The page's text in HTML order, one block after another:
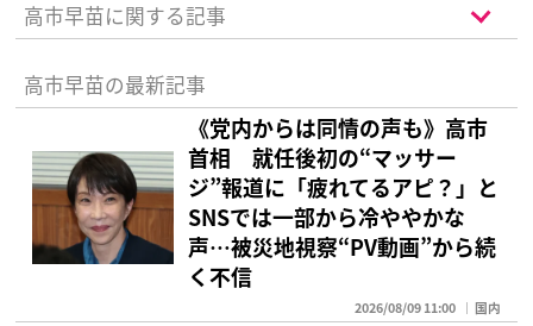
高市早苗に関する記事
高市早苗の最新記事
《党内からは同情の声も》高市
首相 就任後初の“マッサー
ジ”報道に「疲れてるアピ？」と
SNSでは一部から冷ややかな
声…被災地視察“PV動画”から続
く不信
2026/08/09 11:00 国内